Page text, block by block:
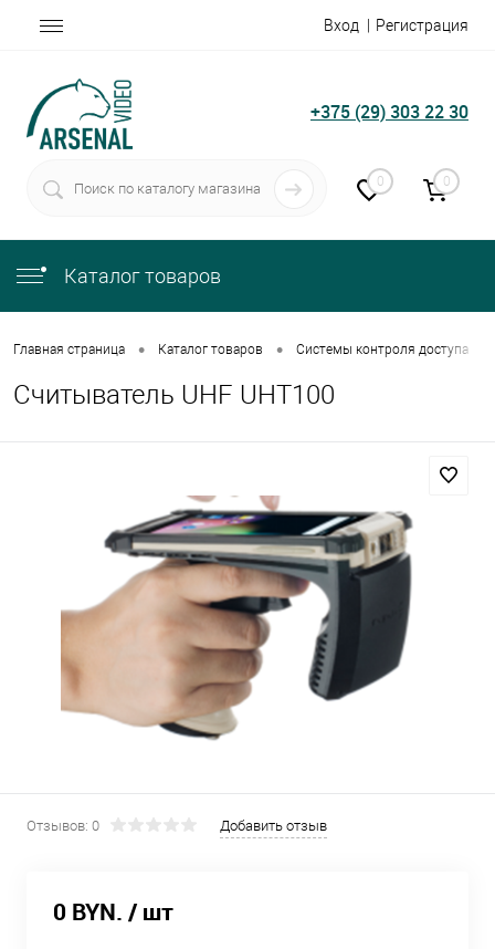
Вход Регистрация
+375 (29) 303 22 30
0 0
Каталог товаров
Главная страница • Каталог товаров • Системы контроля доступа
Считыватель UHF UHT100
Отзывов: 0 Добавить отзыв
0 BYN. / шт